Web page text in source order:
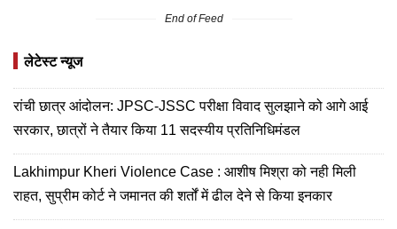
End of Feed
लेटेस्ट न्यूज
रांची छात्र आंदोलन: JPSC-JSSC परीक्षा विवाद सुलझाने को आगे आई
सरकार, छात्रों ने तैयार किया 11 सदस्यीय प्रतिनिधिमंडल
Lakhimpur Kheri Violence Case : आशीष मिश्रा को नही मिली
राहत, सुप्रीम कोर्ट ने जमानत की शर्तों में ढील देने से किया इनकार